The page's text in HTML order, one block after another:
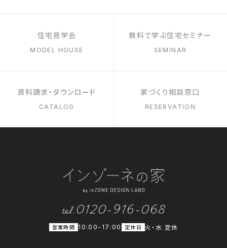
住宅見学会
MODEL HOUSE
無料で学ぶ住宅セミナー
SEMINAR
資料請求・ダウンロード
CATALOG
家づくり相談窓口
RESERVATION
tel. 0120-916-068
営業時間 10:00-17:00 定休日 火・水 定休